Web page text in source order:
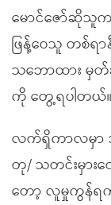
မောင်ဇော်ဆိုသူ
ဖြန့်ဝေသူ တစ်ရ
သဘောထား မှတ်ခ
ကို တွေ့ရပါတယ်။
လက်ရှိကာလမှာ
တု/ သတင်းမှား
တော့ လူမှုကွန်ရ